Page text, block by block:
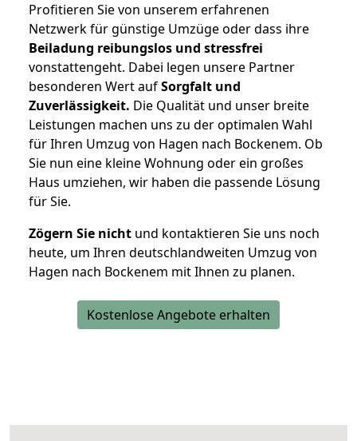
Profitieren Sie von unserem erfahrenen
Netzwerk für günstige Umzüge oder dass ihre
Beiladung reibungslos und stressfrei
vonstattengeht. Dabei legen unsere Partner
besonderen Wert aufSorgfalt und
Zuverlässigkeit. Die Qualität und unser breite
Leistungen machen uns zu der optimalen Wahl
für Ihren Umzug von Hagen nach Bockenem. Ob
Sie nun eine kleine Wohnung oder ein großes
Haus umziehen, wir haben die passende Lösung
für Sie.
Zögern Sie nicht und kontaktieren Sie uns noch
heute, um Ihren deutschlandweiten Umzug von
Hagen nach Bockenem mit Ihnen zu planen.
Kostenlose Angebote erhalten